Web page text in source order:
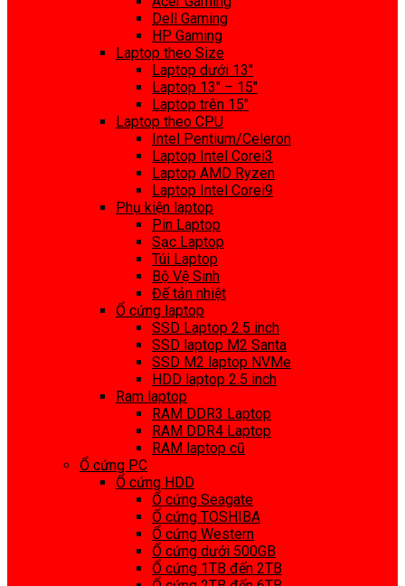
Dell Gaming
HP Gaming
Laptop theo Size
Laptop dưới 13″
Laptop 13″ – 15″
Laptop trên 15″
Laptop theo CPU
Intel Pentium/Celeron
Laptop Intel Corei3
Laptop AMD Ryzen
Laptop Intel Corei9
Phụ kiện laptop
Pin Laptop
Sạc Laptop
Túi Laptop
Bộ Vệ Sinh
Đế tản nhiệt
Ổ cứng laptop
SSD Laptop 2.5 inch
SSD laptop M2 Santa
SSD M2 laptop NVMe
HDD laptop 2.5 inch
Ram laptop
RAM DDR3 Laptop
RAM DDR4 Laptop
RAM laptop cũ
Ổ cứng PC
Ổ cứng HDD
Ổ cứng Seagate
Ổ cứng TOSHIBA
Ổ cứng Western
Ổ cứng dưới 500GB
Ổ cứng 1TB đến 2TB